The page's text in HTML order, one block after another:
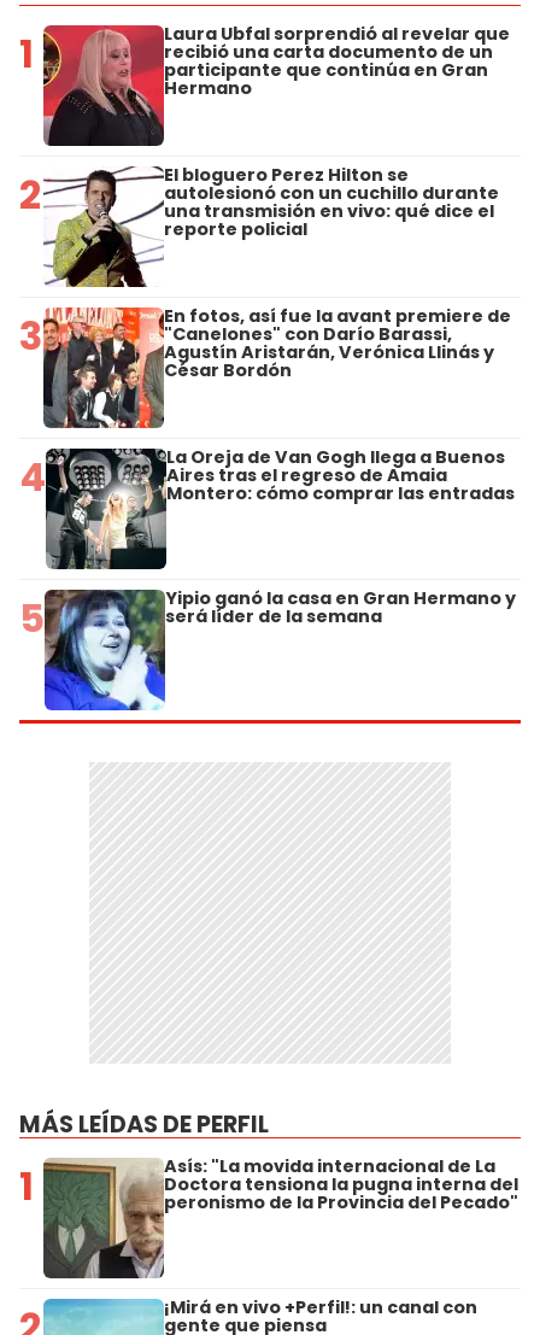
1 Laura Ubfal sorprendió al revelar que
recibió una carta documento de un
participante que continúa en Gran
Hermano
2 El bloguero Perez Hilton se
autolesionó con un cuchillo durante
una transmisión en vivo: qué dice el
reporte policial
3 En fotos, así fue la avant premiere de
"Canelones" con Darío Barassi,
Agustín Aristarán, Verónica Llinás y
César Bordón
4 La Oreja de Van Gogh llega a Buenos
Aires tras el regreso de Amaia
Montero: cómo comprar las entradas
5 Yipio ganó la casa en Gran Hermano y
será líder de la semana
MÁS LEÍDAS DE PERFIL
1 Asís: "La movida internacional de La
Doctora tensiona la pugna interna del
peronismo de la Provincia del Pecado"
¡Mirá en vivo +Perfil!: un canal con
gente que piensa